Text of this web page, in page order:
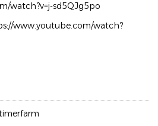
watch?v=j-sd5QJg5po
www.youtube.com/watch?